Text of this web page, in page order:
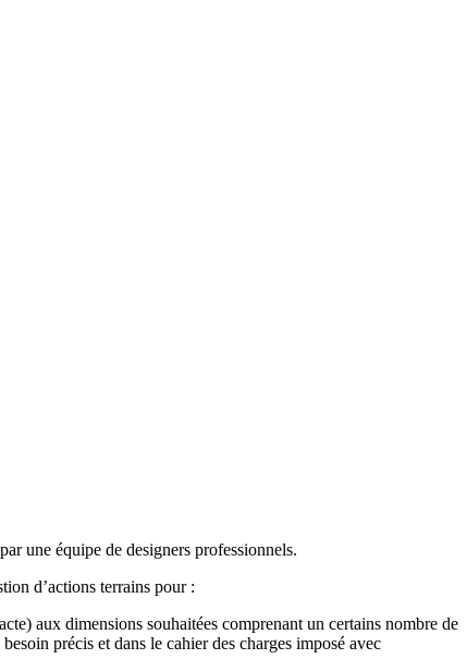
une équipe de designers professionnels.
d’actions terrains pour :
aux dimensions souhaitées comprenant un certains nombre de
précis et dans le cahier des charges imposé avec